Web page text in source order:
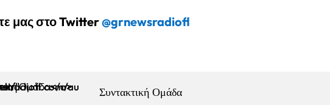
μας στο Twitter@grnewsradiofl
Συντακτική Ομάδα